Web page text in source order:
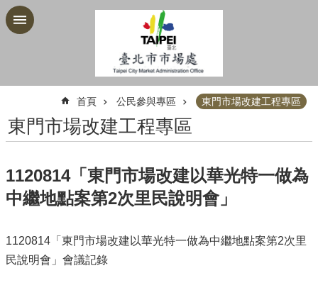
跳到主要內容區塊
首頁 公民參與專區 東門市場改建工程專區
東門市場改建工程專區
1120814「東門市場改建以華光特一做為
中繼地點案第2次里民說明會」
1120814「東門市場改建以華光特一做為中繼地點案第2次里
民說明會」會議記錄